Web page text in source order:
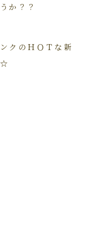
か？？
クのＨＯＴな新
☆